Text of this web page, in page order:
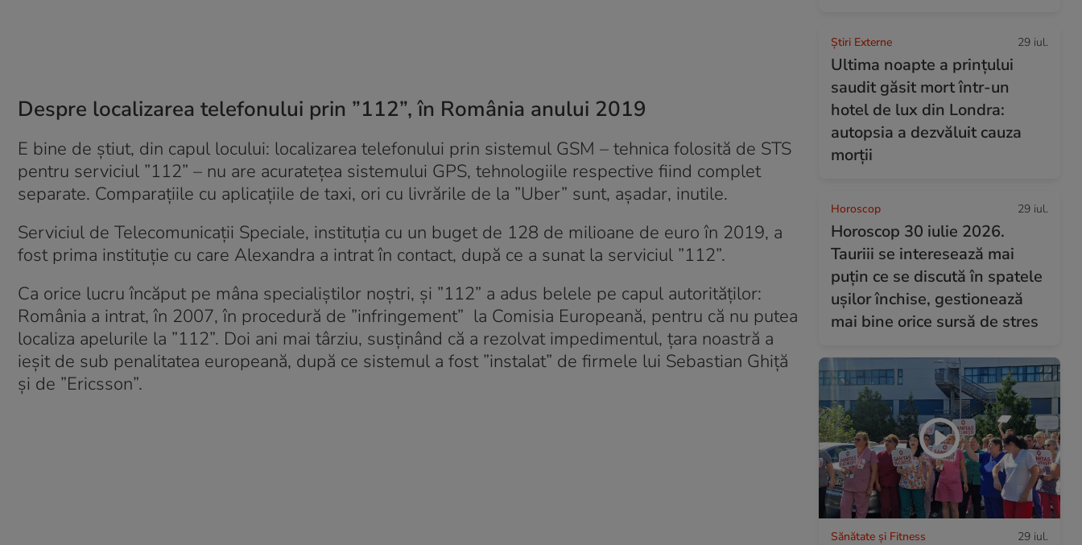
Despre localizarea telefonului prin ”112”, în România anului 2019
E bine de știut, din capul locului: localizarea telefonului prin sistemul GSM – tehnica folosită de STS
pentru serviciul ”112” – nu are acuratețea sistemului GPS, tehnologiile respective fiind complet
separate. Comparațiile cu aplicațiile de taxi, ori cu livrările de la ”Uber” sunt, așadar, inutile.
Serviciul de Telecomunicații Speciale, instituția cu un buget de 128 de milioane de euro în 2019, a
fost prima instituție cu care Alexandra a intrat în contact, după ce a sunat la serviciul ”112”.
Ca orice lucru încăput pe mâna specialiștilor noștri, și ”112” a adus belele pe capul autorităților:
România a intrat, în 2007, în procedură de ”infringement” la Comisia Europeană, pentru că nu putea
localiza apelurile la ”112”. Doi ani mai târziu, susținând că a rezolvat impedimentul, țara noastră a
ieșit de sub penalitatea europeană, după ce sistemul a fost ”instalat” de firmele lui Sebastian Ghiță
și de ”Ericsson”.
Știri Externe 29 iul.
Ultima noapte a prințului
saudit găsit mort într-un
hotel de lux din Londra:
autopsia a dezvăluit cauza
morții
Horoscop 29 iul.
Horoscop 30 iulie 2026.
Tauriii se interesează mai
puțin ce se discută în spatele
ușilor închise, gestionează
mai bine orice sursă de stres
Sănătate și Fitness 29 iul.